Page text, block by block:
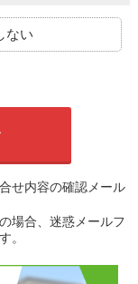
ない
せ内容の確認メール
場合、迷惑メールフ
。